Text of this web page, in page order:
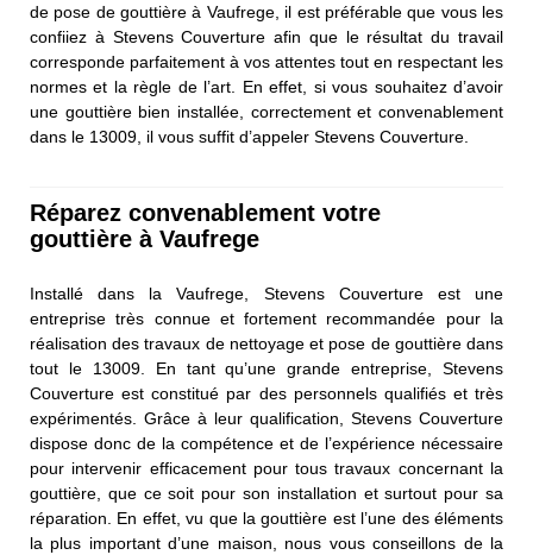
de pose de gouttière à Vaufrege, il est préférable que vous les
confiiez à Stevens Couverture afin que le résultat du travail
corresponde parfaitement à vos attentes tout en respectant les
normes et la règle de l’art. En effet, si vous souhaitez d’avoir
une gouttière bien installée, correctement et convenablement
dans le 13009, il vous suffit d’appeler Stevens Couverture.
Réparez convenablement votre
gouttière à Vaufrege
Installé dans la Vaufrege, Stevens Couverture est une
entreprise très connue et fortement recommandée pour la
réalisation des travaux de nettoyage et pose de gouttière dans
tout le 13009. En tant qu’une grande entreprise, Stevens
Couverture est constitué par des personnels qualifiés et très
expérimentés. Grâce à leur qualification, Stevens Couverture
dispose donc de la compétence et de l’expérience nécessaire
pour intervenir efficacement pour tous travaux concernant la
gouttière, que ce soit pour son installation et surtout pour sa
réparation. En effet, vu que la gouttière est l’une des éléments
la plus important d’une maison, nous vous conseillons de la